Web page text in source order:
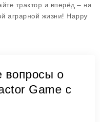
трактор и вперёд – на
аграрной жизни! Happy
вопросы о
Game с